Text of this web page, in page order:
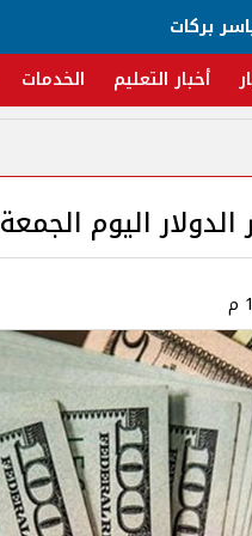
بركات
أخبار التعليم الخدمات
اليوم الجمعة 26 يونيو 2026